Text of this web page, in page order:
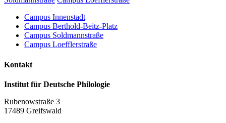
Campus Innenstadt
Campus Berthold-Beitz-Platz
Campus Soldmannstraße
Campus Loefflerstraße
Kontakt
Institut für Deutsche Philologie
Rubenowstraße 3
17489 Greifswald